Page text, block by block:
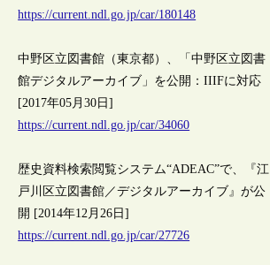
https://current.ndl.go.jp/car/180148
中野区立図書館（東京都）、「中野区立図書
館デジタルアーカイブ」を公開：IIIFに対応
[2017年05月30日]
https://current.ndl.go.jp/car/34060
歴史資料検索閲覧システム“ADEAC”で、『江
戸川区立図書館／デジタルアーカイブ』が公
開 [2014年12月26日]
https://current.ndl.go.jp/car/27726